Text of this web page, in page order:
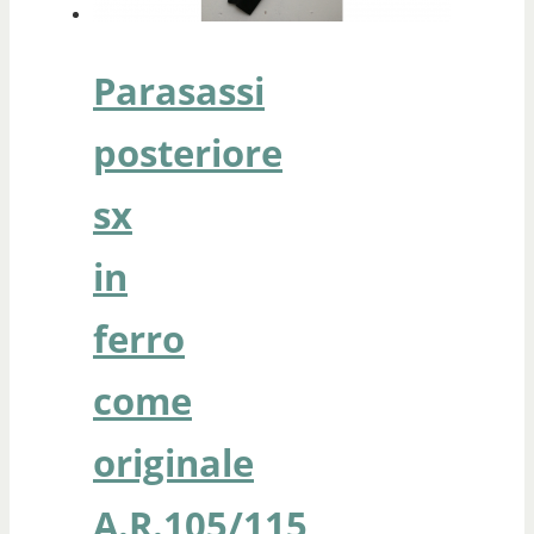
Parasassi
posteriore
sx
in
ferro
come
originale